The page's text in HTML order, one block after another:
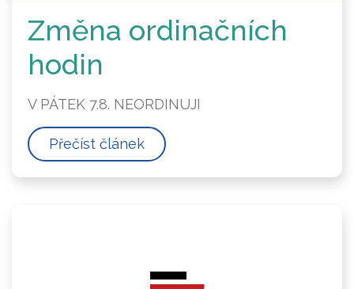
Změna ordinačních
hodin
V PÁTEK 7.8. NEORDINUJI
Přečíst článek